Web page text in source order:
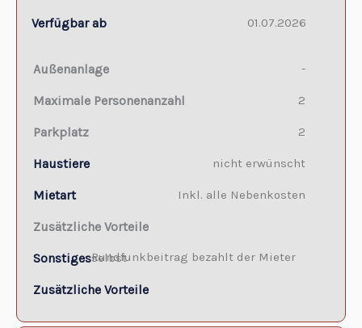
Verfügbar ab 01.07.2026
Außenanlage -
Maximale Personenanzahl 2
Parkplatz 2
Haustiere nicht erwünscht
Mietart Inkl. alle Nebenkosten
Zusätzliche Vorteile
SonstigesRundfunkbeitrag bezahlt der Mieter selbst
Zusätzliche Vorteile